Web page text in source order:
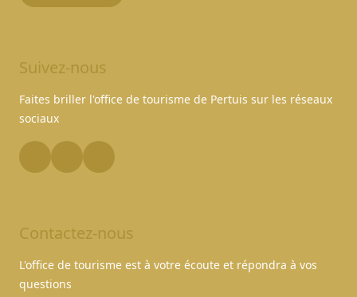
Suivez-nous
Faites briller l'office de tourisme de Pertuis sur les réseaux
sociaux
Contactez-nous
L'office de tourisme est à votre écoute et répondra à vos
questions